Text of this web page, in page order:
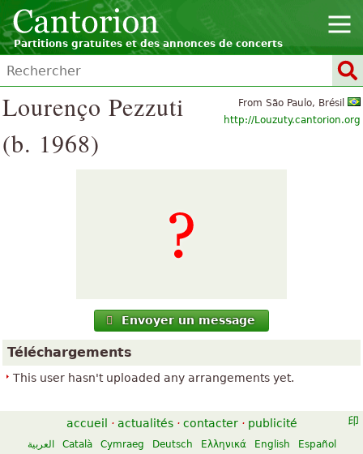
Partitions gratuites et des annonces de concerts
From São Paulo, Brésil
http://Louzuty.cantorion.org
Lourenço Pezzuti
(b. 1968)
Envoyer un message
Téléchargements
This user hasn't uploaded any arrangements yet.
accueil · actualités · contacter · publicité
العربية Català Cymraeg Deutsch Ελληνικά English
Español